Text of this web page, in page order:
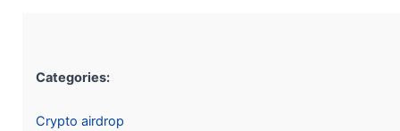
Categories:
Crypto airdrop